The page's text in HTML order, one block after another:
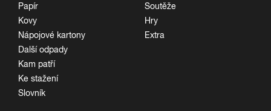
Papír
Kovy
Nápojové kartony
Další odpady
Kam patří
Ke stažení
Slovník
Soutěže
Hry
Extra